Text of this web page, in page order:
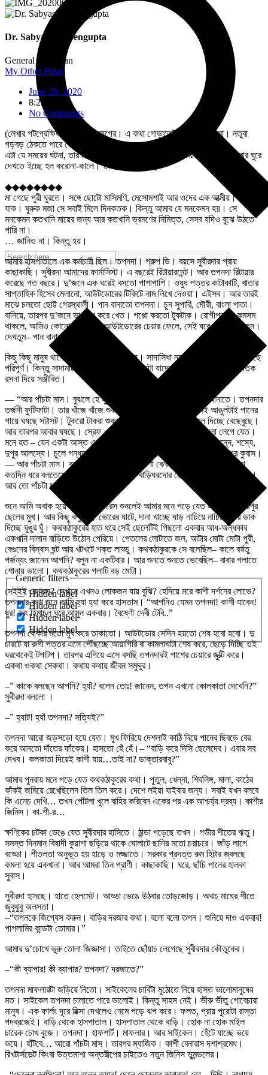
Generic filters
Hidden label
Hidden label
Hidden label
Hidden label
Dr. Sabyasachi Sengupta
General physician
My Other Posts
June 20, 2020
8:22 am
No Comments
(লেখার পটপ্রেক্ষিত মাস চারেক আগের। এ কথা গোড়াতেই বলে রাখা ভালো। নতুবা
গড়বড় ঠেকতে পারে ফেসবুকের আঙ্গিকে।
এটা যে সময়ের ঘটনা, তার ঠিক পরপরই বাড়ি গিছলাম আমি। সময়টাকে আরো একবার ঘুরে
দেখতে ইচ্ছে হল করোনা-কালে। তাই… লিখলাম।)
◆◆◆◆◆◆◆◆
মা গেছে পুরী ঘুরতে। সঙ্গে ছোটো মাসিমণি, মেসোমশাই আর ওদের এক আত্মীয়। সে
যাক। ঘুরুক মজা সে সবাই মিলে দিনকতক। কিন্তু আমার যে মনকেমন হয়। সে
মনকেমন কতখানি মায়ের জন্য আর কতখানি ভ্রমণের নিমিত্ত, সেসব যদিও বুঝে উঠতে
পারি না।
… জানিও না। কিন্তু হয়।
আমার হাসপাতালে এক কর্মচারী ছিল। তপনদা। গ্রুপ ডি। বয়সে সুবীরদার প্রায়
কাছাকাছি। সুবীরদা আমাদের ফার্মাসিস্ট। এ বছরেই রিটায়ারমেন্ট। আর তপনদা রিটায়ার
করেছে গত বছরে। দু’জনে এক ঘরেই বসতো পাশাপাশি। ওষুধ পত্তর কাটাকাটি, খাতার
সাপ্তাহিক হিসেব মেলানো, আউটডোরের টিকিটে নাম লিখে দেওয়া। এইসব। আর তারই
মাঝে চলতো ছোট্ট গেরস্থালী। পান বানাতো তপনদা। চুন সুপারি, মৌরী, বাংলা পাতা।
বানিয়ে, তারপর দু’জনে ভাগটাগ করে খেত। গপ্পো করতো টুকটাক। রোগীপত্তর কমসম
থাকলে, আমিও কোনো কোনোদিন আউটডোরের চেয়ার ফেলে, সেই ঘরে এসে সেঁধোতুম।
দেখতুম– পান বানাচ্ছে তপনদা।
কিছু কিছু মানুষ থাকে, যারা বড্ডো সাদামাটা হয়। সাদাসিধা নয় কিন্তু। বিষয় বাসনা আছে
পরিপূর্ণ। কিন্তু সাদামাটা। চারপাশটা আর সবকিছুটা যাদের বড়োই ছোটোখাটো জাগতিক
রসনা দিয়ে সঞ্জীবিত।
— “আর পাঁচটা মাস। বুঝলে হে সুবীর…” তপনদা বলতো পান বানাতে বানাতে। তপনদার
তর্জনী ফুটিফাটা। তার খাঁজে খাঁজে শুকনো সাদাটে চুনের কলঙ্ক। সেই আঙুলটাই পানের
গায়ে ঘষছে সটাসট। টুকরো টাকরা শুকনো চুণের দলা ছুঁড়ে ছুঁড়ে ফেলে দিচ্ছে বেছেবুছে।
আর তারপর আবার ঘষছে। স্রেফ ওই ঘষাটুকু দেখতেই আমার ভারী ভালো লেগে যেত।
মনে হত – যেন একটা আস্ত একটা মানুষ জড়িয়ে মড়িয়ে মাখামাখি আছে অন্নে, শস্যে,
দুপুর আলস্যে। চুলে গন্ধতেল। পরনে দর্জির বানানো হাফশার্ট। দাঁতে, গৃহস্থের কুবাস।
— আর পাঁচটা মাস। বুঝলে হে সুবীর.. তারপর কাশী বেনারস যাবো। ঘুরতে। ওর মা
কতদিন ধরে বলতেসে…। এইবারেহঃ যাবো। বাড়িঘরদোর ছেলেদের হাতে ফেলে থুয়ে।
আর তো পাঁচটা মাস…। বলো?
শুনে আমি অবাক হয়ে যেতাম। বেনারস শুনলেই আমার মনে পড়ে যেত একটি মায়া ভরপুর
ছেলের মুখ। আর কিছু কবুতর। ভোরের ঘাটে, দানা খাচ্ছে ঘাড় নাচিয়ে নাচিয়ে আর ডাক
দিচ্ছে ঘুঙুর ঘুঁ। কথকঠাকুরের হাত ধরে সেই ছেলেটিই গিছলো একবার আধ-অন্ধকার
একখানি দালান বাড়িতে উঠোন পেরিয়ে। পেতলের লোটাতে জল, আটার মোটা মোটা পুরী,
বেগুনের বিস্বাদ ঘন্ট আর খটখটে শক্ত লাড্ডু। কথকঠাকুরকে সে বলেছিল– কালে বর্ষতু
পর্জন্যং জানেন আপনি? বলুন না একটিবার। আর শুনতে শুনতে ভেবেছিল– বাবার গলাতে
শোনায় ভালো। কথকঠাকুরের গলাটি বড় মোটা।
সেইইই বেনারস? সেখানে এখনও লোকজন যায় বুঝি? হেদিয়ে মরে কাশী দর্শনের লোভে?
তপনদার কথা শুনে আমি হ্যা হ্যা করে হাসতাম। “আপনিও যেমন তপনদা! কাশী যাবেন!
ধুর! বরং হিমাচল ঘুরে আসুন একবার। বৈষ্ণৌ দেবী টেবি..”
তপনদা বোকার মতো মুখ করে তাকাতো। আউটডোর সেদিন হয়তো শেষ হবো হবো। দু
চারটে যা রুগী পত্তর এসে পৌঁছচ্ছে আয়াগিরি বা কামলাখাটা শেষ করে, ছেড়ে দিচ্ছি ওই
ঘরথেকেই টপাটপ। তারপর এগিয়ে এসে বসছি তপনদারই পাশের চেয়ারে জুত্টি করে।
একথা ওকথা সেকথা। কথায় কথায় জীবন সমুদ্দুর।
–” কাকে বলছেন আপনি? হ্যাঁ? বলেন তোঃ! জানেন, তপন এখনো কোলকাতা দেখেনি?”
সুবীরদা বললো ।
–” হ্যাট! হ্যাঁ তপনদা? সত্যিই?”
তপনদা আরো জড়সড়ো হয়ে যেত। মুখ ফিরিয়ে দেশলাই কাঠি দিয়ে পানের ছিবড়ে বের
করে আনতো দাঁতের ফাঁকের। হাসতো হেঁ হেঁ।– “বাড়ি করে দিসি ছেলেদের। এবার সব
দেখব। কলকাতা দিয়েই কাশী যায়…তাই না? ডাক্তারবাবু?”
আমার পুনরায় মনে পড়ে যেত কথকঠাকুরের কথা। পুতুল, খেল্না, শিবলিঙ্গ, মালা, কাঠের
কাঁকই জমিয়ে রেখেছিলেন তিল তিল করে। দেশে লইয়া যাইবার জন্য। সবাই যখন বলবে
কি এনেচ দেখি… তখন পোঁটলা খুলে বাহির করিবেন একের পর এক আশ্চর্য্য দ্রব্য। কাশীর
জিনিস। কা-শী-র…
ক্ষণিকের চটকা ভেঙে যেত সুবীরদার হাসিতে। ঠান্ডা পড়েছে তখন। গভীর শীতের ঋতু।
সমস্ত দিনমান বিষাদী কুয়াশা ছড়িয়ে থাকে ঘোলাটে ছানির মতো চরাচরে। জাঁড় লাগে
বড্ডো। শীতলতা অনুভূত হয় হাড়ে ও মজ্জাতে। সরকার প্রদত্ত রুম হিটার জ্বলছে
কমলা হয়ে একখানা। আর আমরা তিন প্রাণী। কাছাকাছি। ঘরে, ছাঁচি পানের হালকা
সুবাস।
সুবীরদা হাসছে। হাতে হেলমেট। আড্ডা ভেঙে উঠবার তোড়জোড়। অথচ মাঘের শীতে
জুবুথুবু অলসতা।
–“তপনকে জিগ্যেস করুন। বাড়ির দরজার কথা। বলো বলো তপন। শুনিয়ে দাও একবার!
পাগলামির কান্ডটা তোমার।”
আমার দু’চোখে ভুরু তোলা জিজ্ঞাসা। তাইতে ছোঁয়াচ লেগেছে সুবীরদার কৌতুকের।
–“কী ব্যাপার! কী ব্যাপার? তপনদা? দরজাতে?”
তপনদা মাফলারটা জড়িয়ে নিতো। সাইকেলের চাবিটা মুঠোতে নিয়ে হাসত ভালোমানুষের
মত। সাইকেল তপনদা চালাতে পারে ভালোই। কিন্তু সাহস নেই। ভীরু ভীতু গোবেচারা
মানুষ। এক ফার্লং দূরে রিক্সা দেখলেও নেমে পড়ে ঝপ করে। ফলত, প্রায় পুরোটা রাস্তা
পদব্রজেই। বাড়ি থেকে হাসপাতাল। হাসপাতাল থেকে বাড়ি। হোক না হোক মাইল
চারেক চোখ বুজে। তপনদা। হাফশার্ট। মাফলার। আর সাইকেল। হেঁটে যাচ্ছে ভয়ে
ভয়ে। হাঁটবে… আরো পাঁচটা মাস। তারপর ম্যাজিক। কাশী বেনারাস দশাশ্বমেধ।
রিখটার্সভেল্ট কিংবা উত্তমাশা অন্তরীপের চাইতেও নতুন জিনিস ভূমন্ডলের।